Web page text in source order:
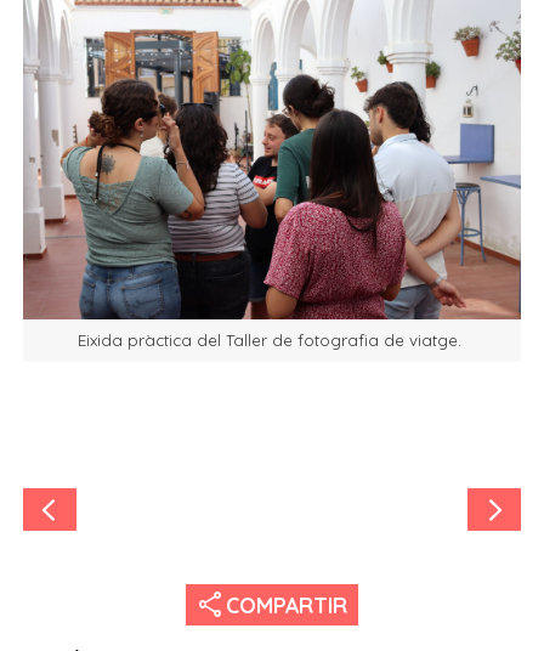
Eixida pràctica del Taller de fotografia de viatge.
share COMPARTIR